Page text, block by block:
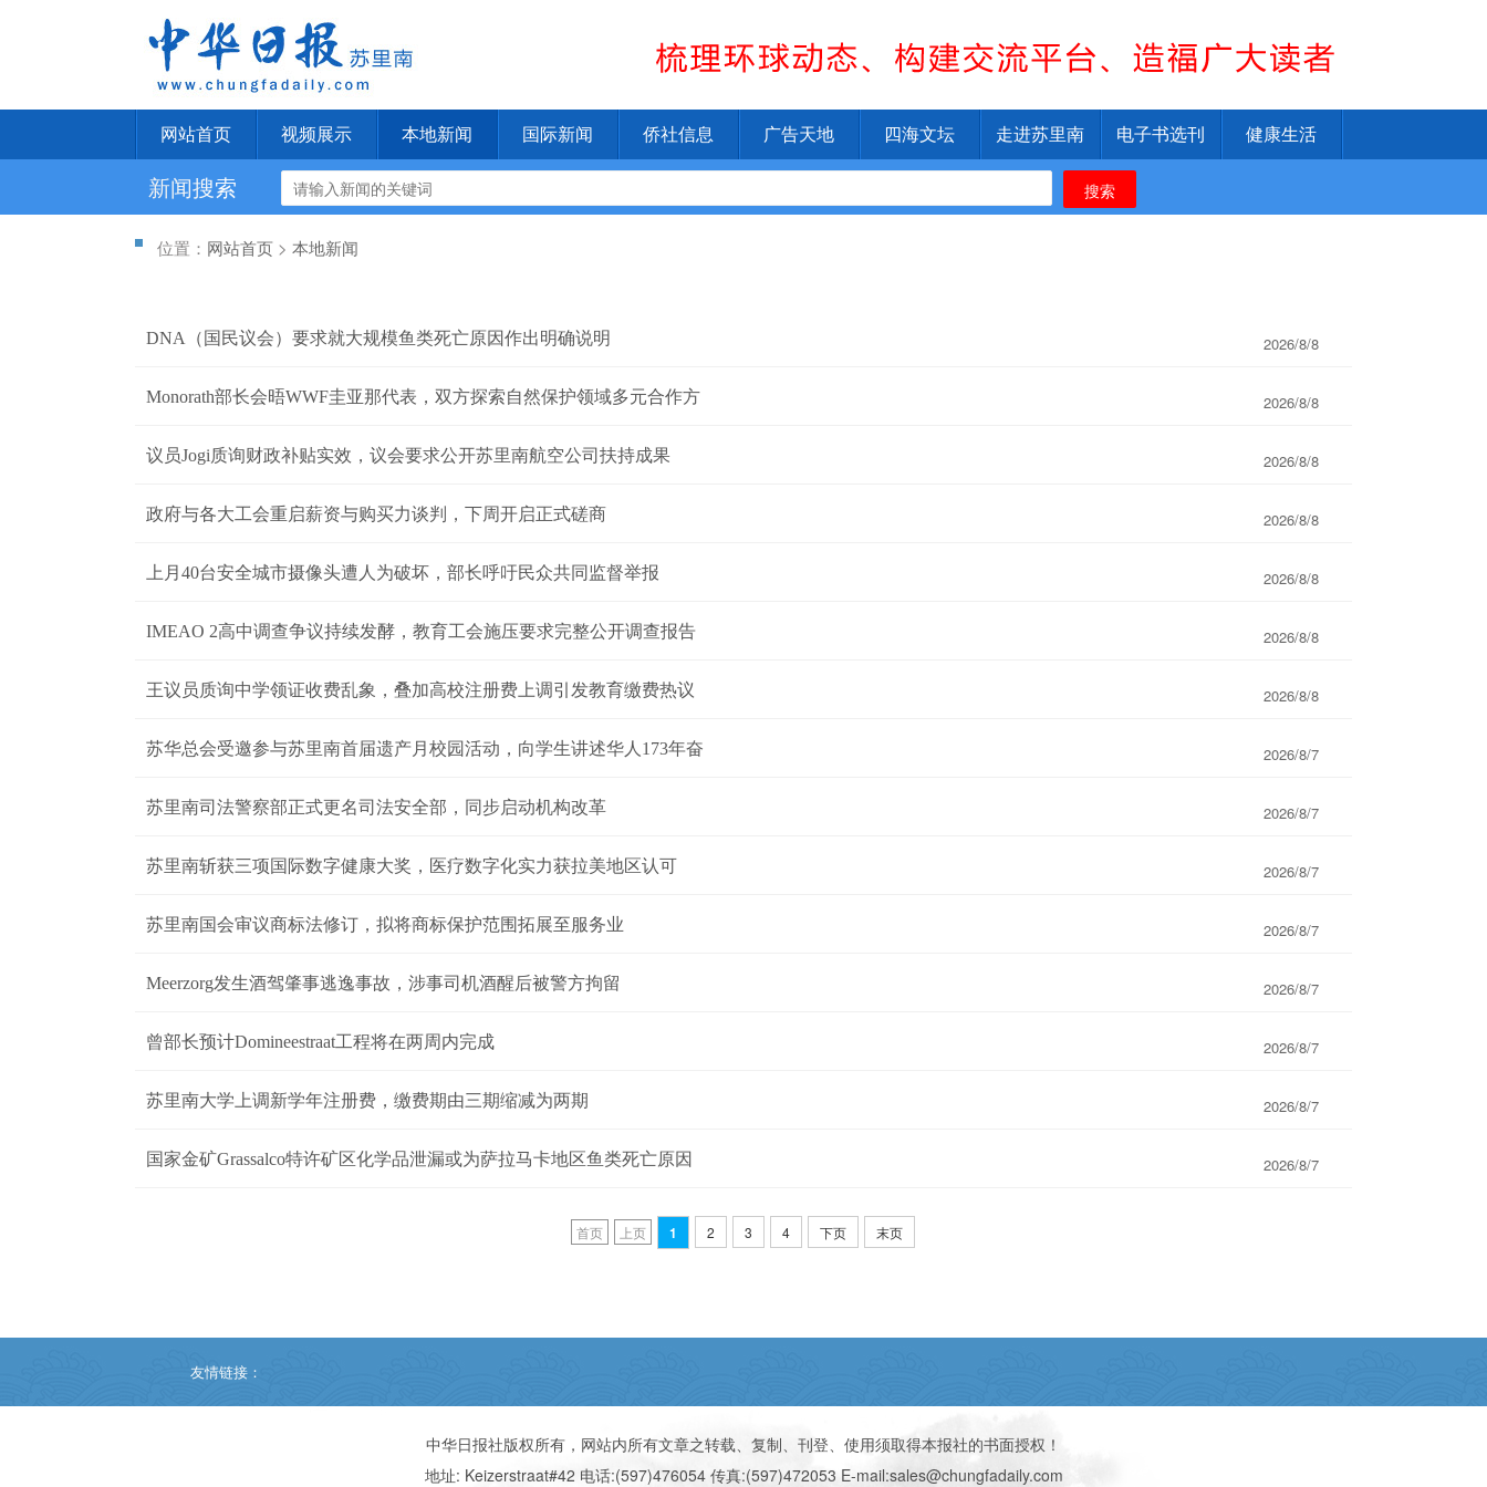
网站首页 视频展示 本地新闻 国际新闻 侨社信息 广告天地 四海文坛 走进苏里南 电子书选刊 健康生活
新闻搜索 搜索
位置： 网站首页 > 本地新闻
2026/8/8
DNA（国民议会）要求就大规模鱼类死亡原因作出明确说明
2026/8/8
Monorath部长会晤WWF圭亚那代表，双方探索自然保护领域多元合作方
2026/8/8
议员Jogi质询财政补贴实效，议会要求公开苏里南航空公司扶持成果
2026/8/8
政府与各大工会重启薪资与购买力谈判，下周开启正式磋商
2026/8/8
上月40台安全城市摄像头遭人为破坏，部长呼吁民众共同监督举报
2026/8/8
IMEAO 2高中调查争议持续发酵，教育工会施压要求完整公开调查报告
2026/8/8
王议员质询中学领证收费乱象，叠加高校注册费上调引发教育缴费热议
2026/8/7
苏华总会受邀参与苏里南首届遗产月校园活动，向学生讲述华人173年奋
2026/8/7
苏里南司法警察部正式更名司法安全部，同步启动机构改革
2026/8/7
苏里南斩获三项国际数字健康大奖，医疗数字化实力获拉美地区认可
2026/8/7
苏里南国会审议商标法修订，拟将商标保护范围拓展至服务业
2026/8/7
Meerzorg发生酒驾肇事逃逸事故，涉事司机酒醒后被警方拘留
2026/8/7
曾部长预计Domineestraat工程将在两周内完成
2026/8/7
苏里南大学上调新学年注册费，缴费期由三期缩减为两期
2026/8/7
国家金矿Grassalco特许矿区化学品泄漏或为萨拉马卡地区鱼类死亡原因
首页 上页 1 2 3 4 下页 末页
友情链接：
中华日报社版权所有，网站内所有文章之转载、复制、刊登、使用须取得本报社的书面授权！
地址: Keizerstraat#42 电话:(597)476054 传真:(597)472053 E-mail:sales@chungfadaily.com